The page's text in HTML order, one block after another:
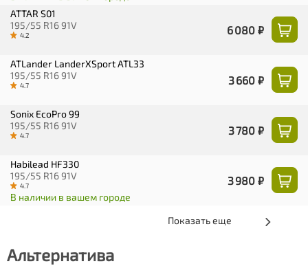
ATTAR S01
195/55 R16 91V
4.2 6 080 ₽
ATLander LanderXSport ATL33
195/55 R16 91V
4.7 3 660 ₽
Sonix EcoPro 99
195/55 R16 91V
4.7 3 780 ₽
Habilead HF330
195/55 R16 91V
4.7
В наличии в вашем городе
3 980 ₽
Показать еще
Альтернатива